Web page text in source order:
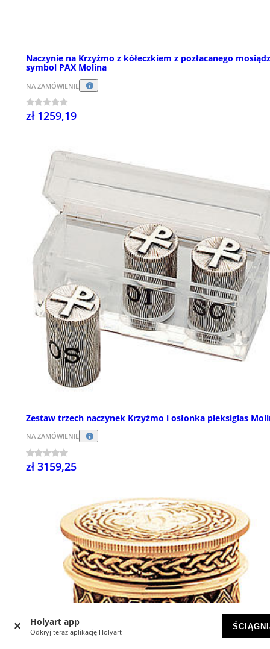
Holyart app
Odkryj teraz aplikację Holyart
Naczynie na Krzyżmo z kółeczkiem z pozłacanego
symbol PAX Molina
NA ZAMÓWIENIE
zł 1259,19
Zestaw trzech naczynek Krzyżmo i osłonka pleksiglas
NA ZAMÓWIENIE
zł 3159,25